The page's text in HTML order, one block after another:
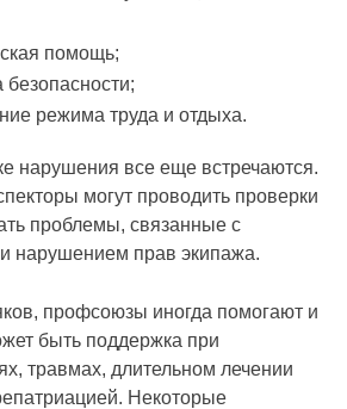
помощь;
безопасности;
режима труда и отдыха.
нарушения все еще встречаются.
могут проводить проверки
проблемы, связанные с
нарушением прав экипажа.
профсоюзы иногда помогают и
быть поддержка при
травмах, длительном лечении
Некоторые